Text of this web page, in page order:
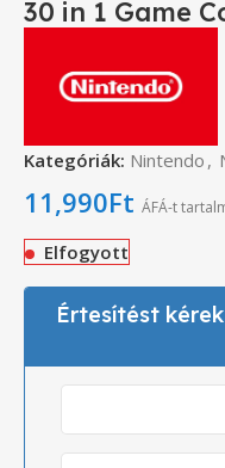
30 in 1 Game
Kategóriák: Nintendo ,
11,990Ft ÁFÁ-t
Elfogyott
Értesítést